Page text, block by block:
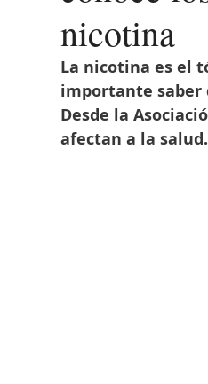
nicotina
La nicotina es el
importante saber
Desde la
afectan a la salud.